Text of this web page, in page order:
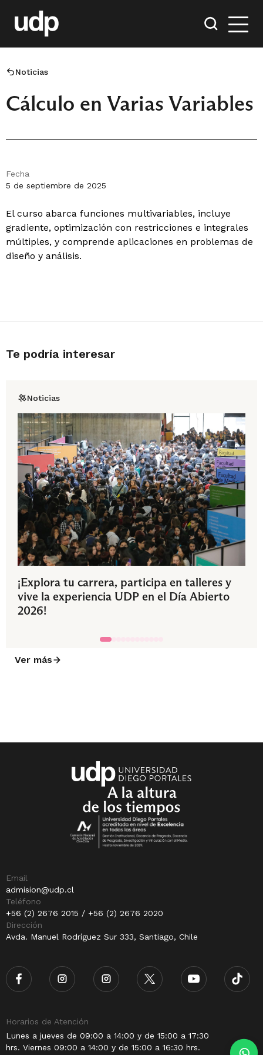
Noticias
Cálculo en Varias Variables
Fecha
5 de septiembre de 2025
El curso abarca funciones multivariables, incluye
gradiente, optimización con restricciones e integrales
múltiples, y comprende aplicaciones en problemas de
diseño y análisis.
Te podría interesar
Noticias
¡Explora tu carrera, participa en talleres y
vive la experiencia UDP en el Día Abierto
2026!
Ver más
Email
admision@udp.cl
Teléfono
+56 (2) 2676 2015 / +56 (2) 2676 2020
Dirección
Avda. Manuel Rodríguez Sur 333, Santiago, Chile
Horarios de Atención
Lunes a jueves de 09:00 a 14:00 y de 15:00 a 17:30
hrs. Viernes 09:00 a 14:00 y de 15:00 a 16:30 hrs.